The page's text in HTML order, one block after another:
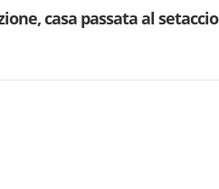
casa passata al setaccio